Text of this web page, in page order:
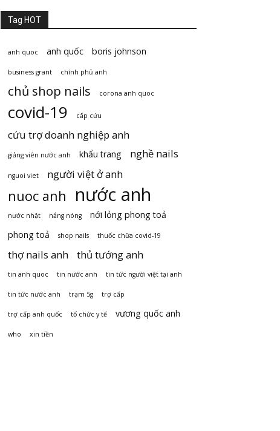
Tag HOT
anh quoc anh quốc boris johnson
business grant chính phủ anh
chủ shop nails corona anh quoc
covid-19 cấp cứu
cứu trợ doanh nghiệp anh
giảng viên nước anh khẩu trang nghề nails
nguoi viet người việt ở anh
nuoc anh nước anh
nước nhật nắng nóng
nới lỏng phong toả
phong toả
shop nails thuốc chữa covid-19
thợ nails anh thủ tướng anh
tin anh quoc tin nước anh tin tức người việt tại anh
tin tức nước anh trạm 5g trợ cấp
trợ cấp anh quốc tổ chức y tế vương quốc anh
who xin tiền